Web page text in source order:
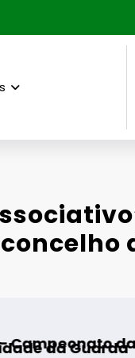
concelho
Distrital –